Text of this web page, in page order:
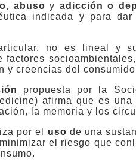
abuso y adicción o
indicada y para
no es lineal y
y creencias del
propuesta por la
afirma que es
la memoria y los
por el uso de una
el riesgo que